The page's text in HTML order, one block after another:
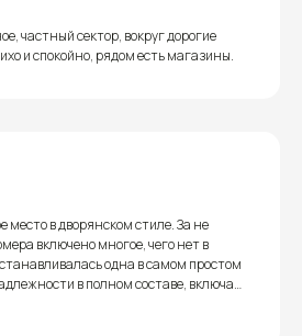
частный сектор, вокруг дорогие
и спокойно, рядом есть магазины.
место в дворянском стиле. За не
включено многое, чего нет в
одна в самом простом
в полном составе, включая
- на выбор 3 варианта. Всё вкусно по-